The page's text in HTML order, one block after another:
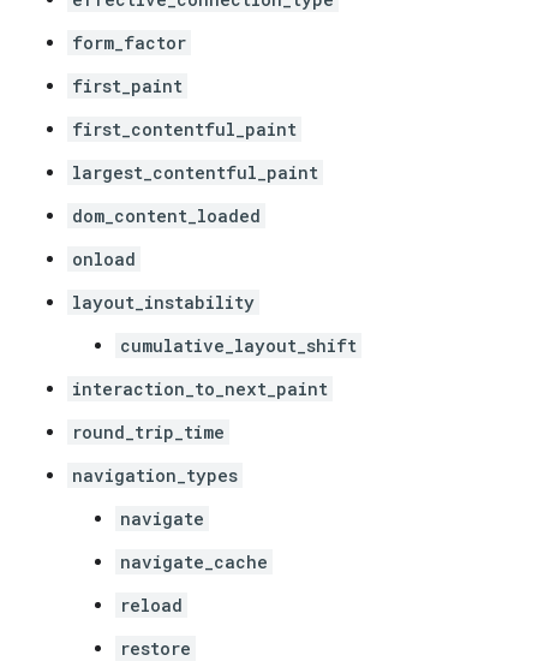
form_factor
first_paint
first_contentful_paint
largest_contentful_paint
dom_content_loaded
onload
layout_instability
cumulative_layout_shift
interaction_to_next_paint
round_trip_time
navigation_types
navigate
navigate_cache
reload
restore